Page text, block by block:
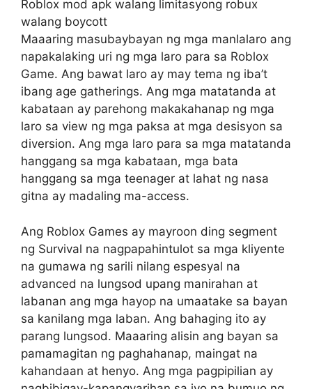
Roblox mod apk walang limitasyong robux
walang boycott
Maaaring masubaybayan ng mga manlalaro ang
napakalaking uri ng mga laro para sa Roblox
Game. Ang bawat laro ay may tema ng iba’t
ibang age gatherings. Ang mga matatanda at
kabataan ay parehong makakahanap ng mga
laro sa view ng mga paksa at mga desisyon sa
diversion. Ang mga laro para sa mga matatanda
hanggang sa mga kabataan, mga bata
hanggang sa mga teenager at lahat ng nasa
gitna ay madaling ma-access.
Ang Roblox Games ay mayroon ding segment
ng Survival na nagpapahintulot sa mga kliyente
na gumawa ng sarili nilang espesyal na
advanced na lungsod upang manirahan at
labanan ang mga hayop na umaatake sa bayan
sa kanilang mga laban. Ang bahaging ito ay
parang lungsod. Maaaring alisin ang bayan sa
pamamagitan ng paghahanap, maingat na
kahandaan at henyo. Ang mga pagpipilian ay